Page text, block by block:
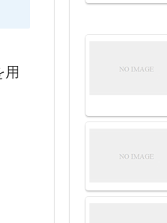
用